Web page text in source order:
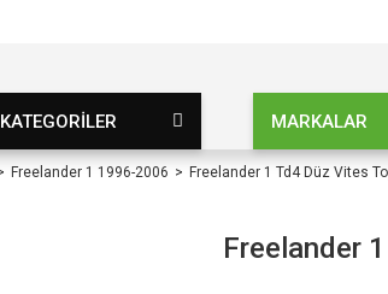
KATEGORİLER MARKALAR
Freelander 1 1996-2006 Freelander 1 Td4 Düz Vites
Freelander